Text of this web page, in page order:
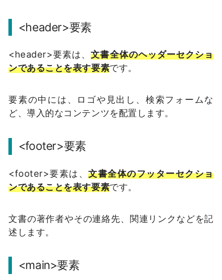
<header>要素
<header>要素は、文書全体のヘッダーセクショ
ンであることを表す要素です。
要素の中には、ロゴや見出し、検索フォームな
ど、導入的なコンテンツを配置します。
<footer>要素
<footer>要素は、文書全体のフッターセクショ
ンであることを表す要素です。
文書の著作者やその連絡先、関連リンクなどを記
述します。
<main>要素